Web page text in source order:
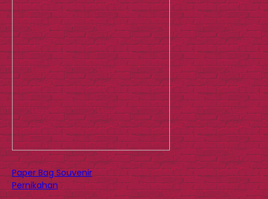
Paper Bag Souvenir
Pernikahan